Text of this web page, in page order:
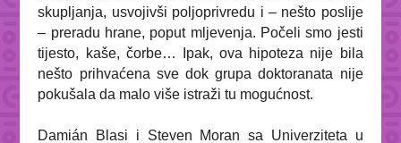
skupljanja, usvojivši poljoprivredu i – nešto poslije
– preradu hrane, poput mljevenja. Počeli smo jesti
tijesto, kaše, čorbe… Ipak, ova hipoteza nije bila
nešto prihvaćena sve dok grupa doktoranata nije
pokušala da malo više istraži tu mogućnost.
Damián Blasi i Steven Moran sa Univerziteta u